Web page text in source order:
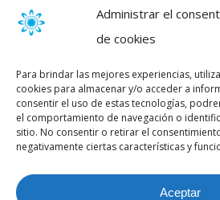
Administrar el
de cookies
Para brindar las mejores experiencias,
cookies para almacenar y/o acceder a
consentir el uso de estas tecnologías,
el comportamiento de navegación o
sitio. No consentir o retirar el
negativamente ciertas características y
Aceptar
99 Wall Street Suite 241
New York NY 10005
USA:+1 646 757 1010
UK:+44 (0) 151 701 0175
AUS:+61 39 111 5 777
+64 226835846